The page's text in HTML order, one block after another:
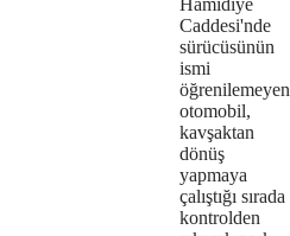
network
Hamidiye
Caddesi'nde
sürücüsünün
ismi
öğrenilemeyen
otomobil,
kavşaktan
dönüş
yapmaya
çalıştığı sırada
kontrolden